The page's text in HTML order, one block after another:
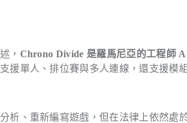
， Chrono Divide 是羅馬尼亞的工程師
支援單人、排位賽與多人連線，還支援模
析、重新編寫遊戲，但在法律上依然處